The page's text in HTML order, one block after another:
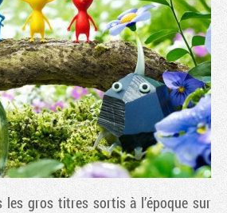
les gros titres sortis à l’époque sur